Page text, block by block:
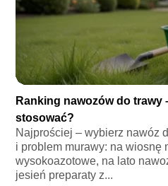
Ranking nawozów do trawy
stosować?
Najprościej – wybierz nawóz
i problem murawy: na wiosnę
wysokoazotowe, na lato
jesień preparaty z...